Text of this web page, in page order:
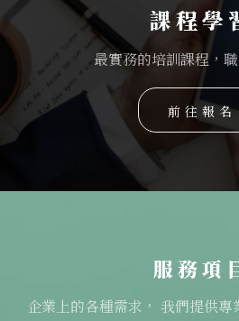
課程學
最實務的培訓課程，
前往報名
服務項
企業上的各種需求， 我們提供